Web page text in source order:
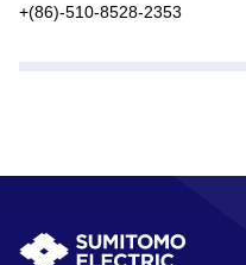
+(86)-510-8528-2353